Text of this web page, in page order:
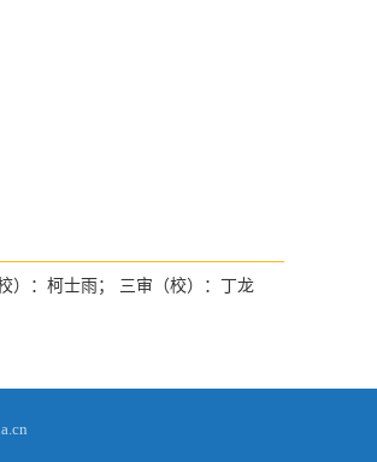
）：柯士雨； 三审（校）：丁龙